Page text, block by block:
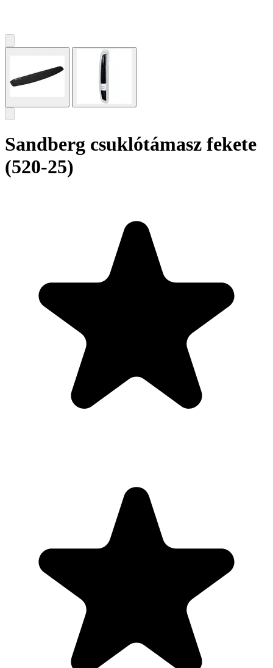
Sandberg csuklótámasz fekete
(520-25)